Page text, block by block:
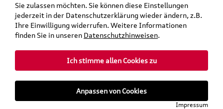
Jetzt sparen bei unseren
Dachboxen!
Grundträger zum Schnäppchenpreis
Sie zulassen möchten. Sie können diese Einstellungen
jederzeit in der Datenschutzerklärung wieder ändern, z.B.
Ihre Einwilligung widerrufen. Weitere Informationen
finden Sie in unseren Datenschutzhinweisen.
Ich stimme allen Cookies zu
Anpassen von Cookies
Impressum